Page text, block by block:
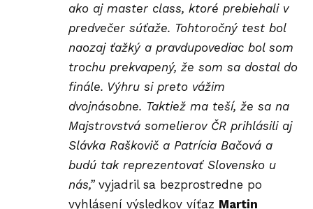
ako aj master class, ktoré prebiehali v
predvečer súťaže. Tohtoročný test bol
naozaj ťažký a pravdupovediac bol som
trochu prekvapený, že som sa dostal do
finále. Výhru si preto vážim
dvojnásobne. Taktiež ma teší, že sa na
Majstrovstvá somelierov ČR prihlásili aj
Slávka Raškovič a Patrícia Bačová a
budú tak reprezentovať Slovensko u
nás,” vyjadril sa bezprostredne po
vyhlásení výsledkov víťaz Martin